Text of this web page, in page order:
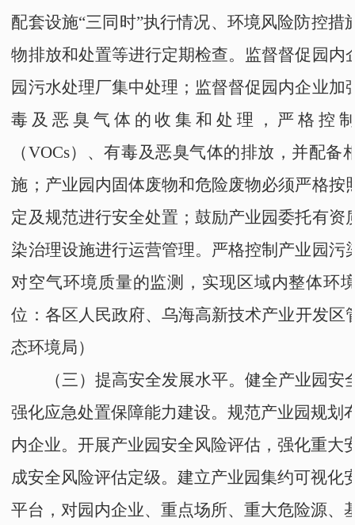
配套设施“三同时”执行情况、环境风险防控措
物排放和处置等进行定期检查。监督督促园内
园污水处理厂集中处理；监督督促园内企业加
毒及恶臭气体的收集和处理，严格控
（VOCs）、有毒及恶臭气体的排放， 并配备
施；产业园内固体废物和危险废物必须严格按
定及规范进行安全处置；鼓励产业园委托有资
染治理设施进行运营管理。严格控制产业园污
对空气环境质量的监测，实现区域内整体环
位： 各区人民政府、乌海高新技术产业开发区
态环境局）
（三）提高安全发展水平。健全产业园安
强化应急处置保障能力建设。规范产业园规划
内企业。开展产业园安全风险评估，强化重大
成安全风险评估定级。建立产业园集约可视化
平台，对园内企业、重点场所、重大危险源、